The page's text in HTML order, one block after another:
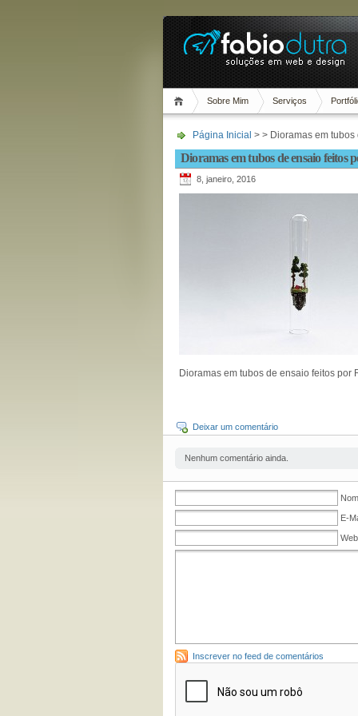
Sobre Mim Serviços
Página Inicial > > Dioramas em
Dioramas em tubos de ensaio feitos
8, janeiro, 2016
Dioramas em tubos de ensaio feitos por
Deixar um comentário
Nenhum comentário ainda.
E-
Inscrever no feed de comentários